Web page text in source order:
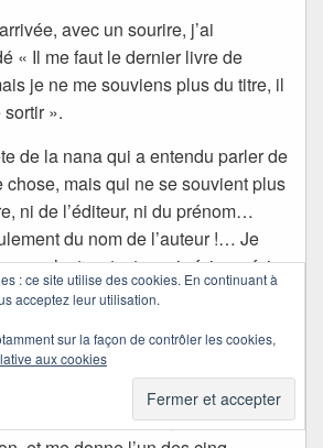
avec un sourire, j’ai
« Il me faut le dernier livre de
je ne me souviens plus du titre, il
».
de la nana qui a entendu parler de
chose, mais qui ne se souvient plus
ni de l’éditeur, ni du prénom…
du nom de l’auteur !… Je
que c’est un test que je fais parfois
à qui je parle et aussi de qui je
la vendeuse… qui me dit : « Ah !
je l’ai vu ! » et qui me prend
par la main pour me guider vers le
: ce site utilise des cookies. En continuant à
acceptez leur utilisation.
sur la façon de contrôler les cookies,
aux cookies